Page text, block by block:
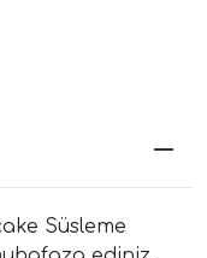
Süsleme